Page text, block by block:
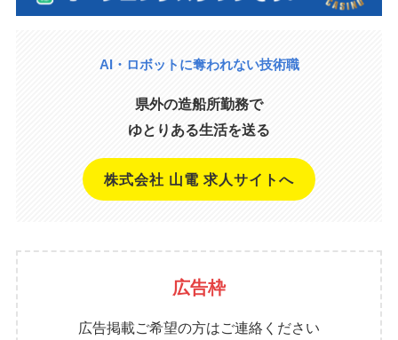
AI・ロボットに奪われない技術職
県外の造船所勤務で
ゆとりある生活を送る
株式会社 山電 求人サイトへ
広告枠
広告掲載ご希望の方はご連絡ください